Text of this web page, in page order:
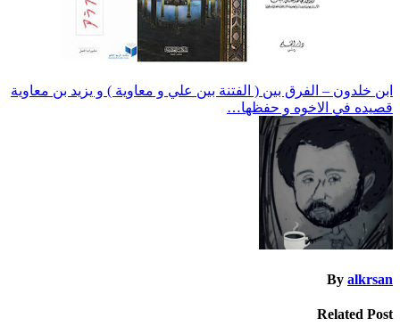
تصفّح
المقالات
ابن خلدون – الفرق بين ( الفتنة بين علي و معاوية ) و يزيد بن معاوية
قصيده في الاخوه و حفظها…
By alkrsan
Related Post